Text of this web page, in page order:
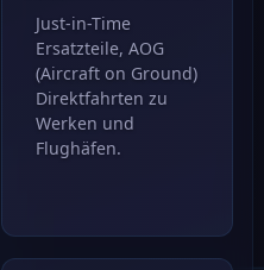
Just-in-Time
Ersatzteile, AOG
(Aircraft on Ground)
Direktfahrten zu
Werken und
Flughäfen.